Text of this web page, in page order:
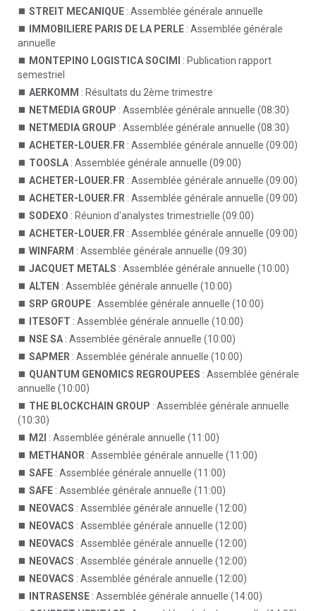
STREIT MECANIQUE : Assemblée générale annuelle
IMMOBILIERE PARIS DE LA PERLE : Assemblée générale
annuelle
MONTEPINO LOGISTICA SOCIMI
: Publication rapport
semestriel
AERKOMM : Résultats du 2ème trimestre
NETMEDIA GROUP : Assemblée générale annuelle (08:30)
NETMEDIA GROUP : Assemblée générale annuelle (08:30)
ACHETER-LOUER.FR : Assemblée générale annuelle (09:00)
TOOSLA : Assemblée générale annuelle (09:00)
ACHETER-LOUER.FR : Assemblée générale annuelle (09:00)
ACHETER-LOUER.FR : Assemblée générale annuelle (09:00)
SODEXO : Réunion d'analystes trimestrielle (09:00)
ACHETER-LOUER.FR : Assemblée générale annuelle (09:00)
WINFARM : Assemblée générale annuelle (09:30)
JACQUET METALS : Assemblée générale annuelle (10:00)
ALTEN : Assemblée générale annuelle (10:00)
SRP GROUPE : Assemblée générale annuelle (10:00)
ITESOFT : Assemblée générale annuelle (10:00)
NSE SA : Assemblée générale annuelle (10:00)
SAPMER : Assemblée générale annuelle (10:00)
QUANTUM GENOMICS REGROUPEES : Assemblée générale
annuelle (10:00)
THE BLOCKCHAIN GROUP : Assemblée générale annuelle
(10:30)
M2I : Assemblée générale annuelle (11:00)
METHANOR : Assemblée générale annuelle (11:00)
SAFE : Assemblée générale annuelle (11:00)
SAFE : Assemblée générale annuelle (11:00)
NEOVACS : Assemblée générale annuelle (12:00)
NEOVACS : Assemblée générale annuelle (12:00)
NEOVACS : Assemblée générale annuelle (12:00)
NEOVACS : Assemblée générale annuelle (12:00)
NEOVACS : Assemblée générale annuelle (12:00)
INTRASENSE : Assemblée générale annuelle (14:00)